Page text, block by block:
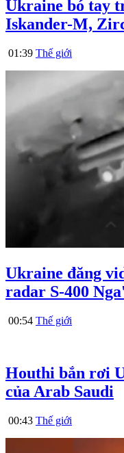
Ukraine bó tay
Iskander-M,
01:39 Thế giới
Ukraine đăng
radar S-400 Nga'
00:54 Thế giới
Houthi bắn rơi
của Arab Saudi
00:43 Thế giới